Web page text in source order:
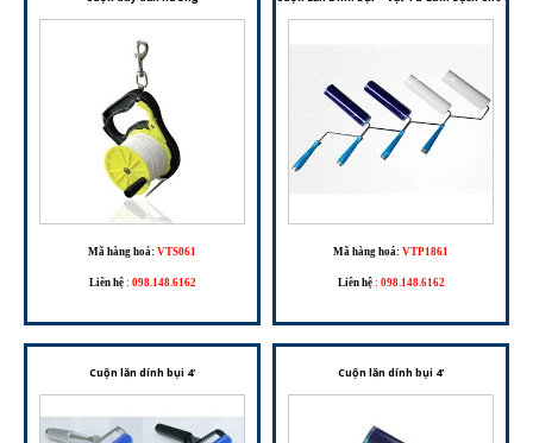
Mã hàng hoá: VTS061
Liên hệ : 098.148.6162
Mã hàng hoá: VTP1861
Liên hệ : 098.148.6162
Cuộn lăn dính bụi 4' Cuộn lăn dính bụi 4'